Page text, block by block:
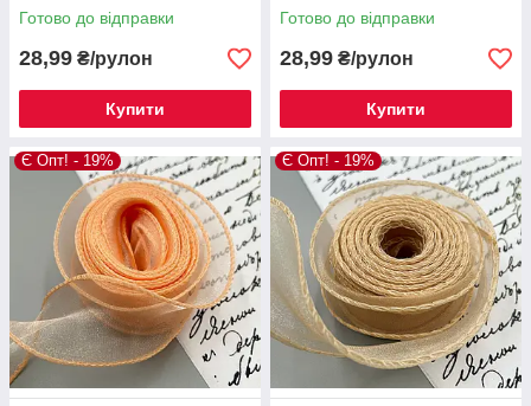
Готово до відправки
28,99 ₴/рулон
Купити
Готово до відправки
28,99 ₴/рулон
Купити
Є Опт! - 19% Є Опт! - 19%